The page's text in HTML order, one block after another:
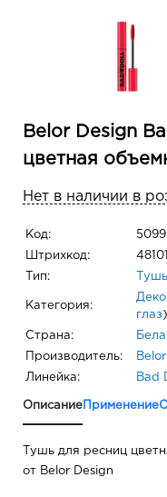
Belor Design
цветная
Нет в наличии в
Код:
Штрихкод:
Тип: Тушь
Категория:
глаз )
Страна:
Производитель:
Линейка: Bad
Описание Применение
Тушь для ресниц
от Belor Design